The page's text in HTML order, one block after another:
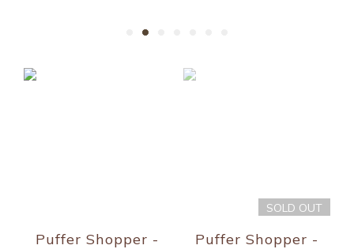
Puffer Shopper -
SOLD OUT
Puffer Shopper -